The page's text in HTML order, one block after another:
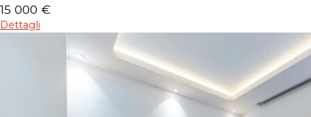
15 000 €
Dettagli